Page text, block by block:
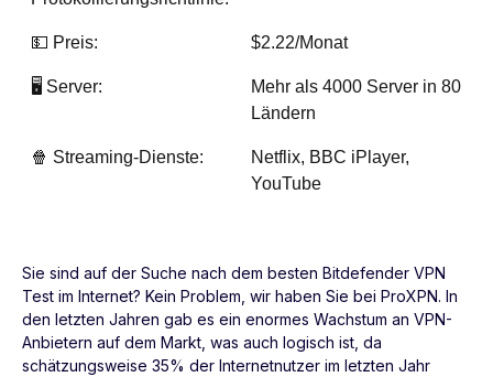
💵 Preis: $2.22/Monat
🖥️ Server:
Mehr als 4000 Server in 80
Ländern
🍿 Streaming-Dienste:
Netflix, BBC iPlayer,
YouTube
Sie sind auf der Suche nach dem besten Bitdefender VPN
Test im Internet? Kein Problem, wir haben Sie bei ProXPN. In
den letzten Jahren gab es ein enormes Wachstum an VPN-
Anbietern auf dem Markt, was auch logisch ist, da
schätzungsweise 35% der Internetnutzer im letzten Jahr